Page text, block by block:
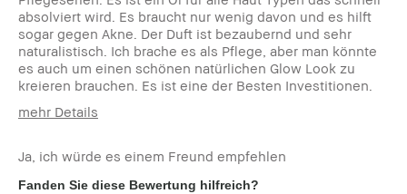
absolviert wird. Es braucht nur wenig davon und es hilft
sogar gegen Akne. Der Duft ist bezaubernd und sehr
naturalistisch. Ich brache es als Pflege, aber man könnte
es auch um einen schönen natürlichen Glow Look zu
kreieren brauchen. Es ist eine der Besten Investitionen.
mehr Details
Hauttyp
Normal
Hautton
Mittel - Dunkel
Ja, ich würde es einem Freund empfehlen
Fanden Sie diese Bewertung hilfreich?